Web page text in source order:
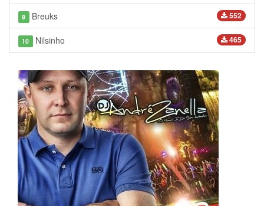
552
9 Breuks
465
10 Nilsinho